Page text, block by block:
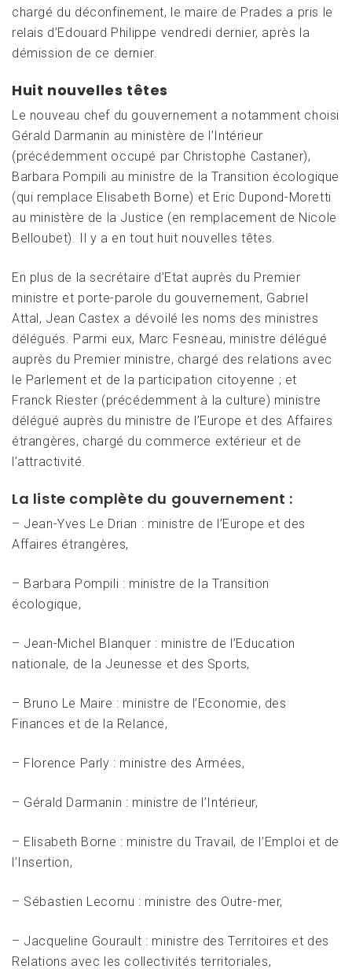
chargé du déconfinement, le maire de Prades a pris le
relais d’Edouard Philippe vendredi dernier, après la
démission de ce dernier.
Huit nouvelles têtes
Le nouveau chef du gouvernement a notamment choisi
Gérald Darmanin au ministère de l’Intérieur
(précédemment occupé par Christophe Castaner),
Barbara Pompili au ministre de la Transition écologique
(qui remplace Elisabeth Borne) et Eric Dupond-Moretti
au ministère de la Justice (en remplacement de Nicole
Belloubet). Il y a en tout huit nouvelles têtes.
En plus de la secrétaire d’Etat auprès du Premier
ministre et porte-parole du gouvernement, Gabriel
Attal, Jean Castex a dévoilé les noms des ministres
délégués. Parmi eux, Marc Fesneau, ministre délégué
auprès du Premier ministre, chargé des relations avec
le Parlement et de la participation citoyenne ; et
Franck Riester (précédemment à la culture) ministre
délégué auprès du ministre de l’Europe et des Affaires
étrangères, chargé du commerce extérieur et de
l’attractivité.
La liste complète du gouvernement :
– Jean-Yves Le Drian : ministre de l’Europe et des
Affaires étrangères,
– Barbara Pompili : ministre de la Transition
écologique,
– Jean-Michel Blanquer : ministre de l’Education
nationale, de la Jeunesse et des Sports,
– Bruno Le Maire : ministre de l’Economie, des
Finances et de la Relance,
– Florence Parly : ministre des Armées,
– Gérald Darmanin : ministre de l’Intérieur,
– Elisabeth Borne : ministre du Travail, de l’Emploi et de
l’Insertion,
– Sébastien Lecornu : ministre des Outre-mer,
– Jacqueline Gourault : ministre des Territoires et des
Relations avec les collectivités territoriales,